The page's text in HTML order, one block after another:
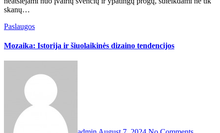
skanų…
Paslaugos
Mozaika: Istorija ir šiuolaikinės dizaino tendencijos